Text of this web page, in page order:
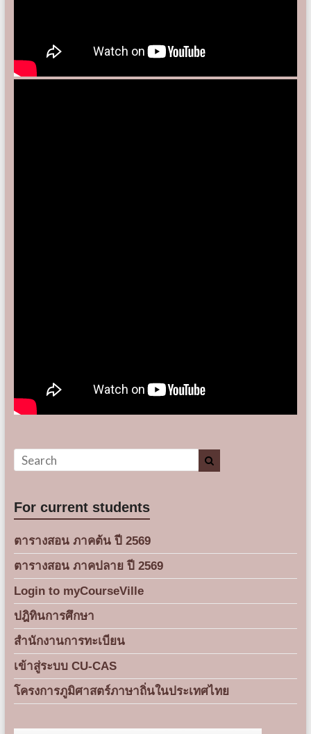
For current students
ตารางสอน ภาคต้น ปี 2569
ตารางสอน ภาคปลาย ปี 2569
Login to myCourseVille
ปฎิทินการศึกษา
สำนักงานการทะเบียน
เข้าสู่ระบบ CU-CAS
โครงการภูมิศาสตร์ภาษาถิ่นในประเทศไทย